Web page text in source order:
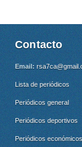
Contacto
Email:
Lista de periódicos
Periódicos general
Periódicos deportivos
Periódicos económicos